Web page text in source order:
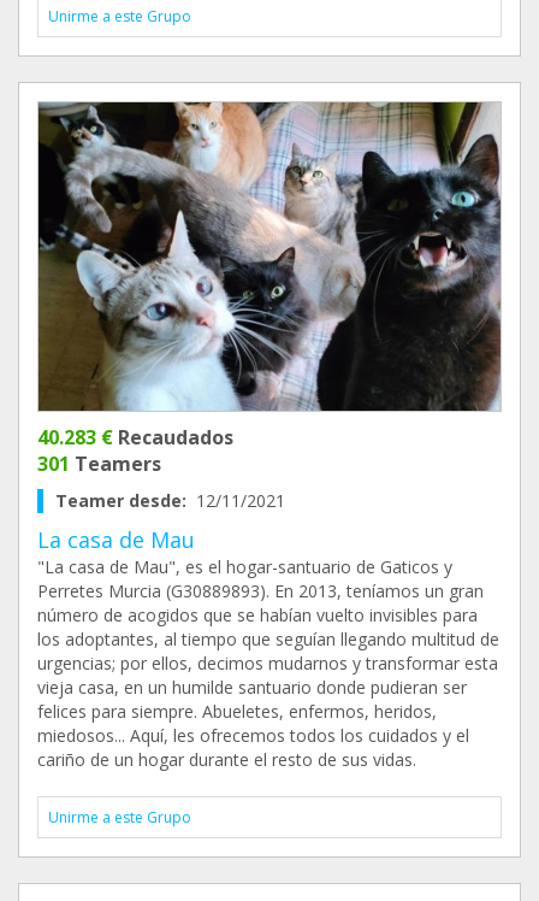
Unirme a este Grupo
40.283 € Recaudados
301 Teamers
Teamer desde: 12/11/2021
La casa de Mau
"La casa de Mau", es el hogar-santuario de Gaticos y
Perretes Murcia (G30889893). En 2013, teníamos un gran
número de acogidos que se habían vuelto invisibles para
los adoptantes, al tiempo que seguían llegando multitud de
urgencias; por ellos, decimos mudarnos y transformar esta
vieja casa, en un humilde santuario donde pudieran ser
felices para siempre. Abueletes, enfermos, heridos,
miedosos... Aquí, les ofrecemos todos los cuidados y el
cariño de un hogar durante el resto de sus vidas.
Unirme a este Grupo